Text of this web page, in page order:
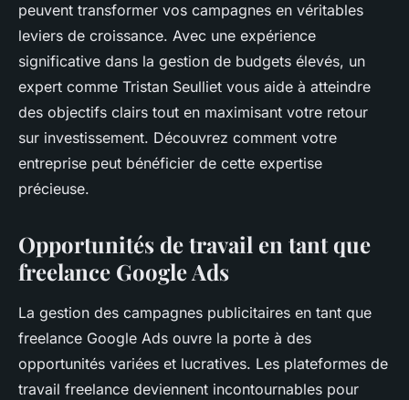
peuvent transformer vos campagnes en véritables
leviers de croissance. Avec une expérience
significative dans la gestion de budgets élevés, un
expert comme Tristan Seulliet vous aide à atteindre
des objectifs clairs tout en maximisant votre retour
sur investissement. Découvrez comment votre
entreprise peut bénéficier de cette expertise
précieuse.
Opportunités de travail en tant que
freelance Google Ads
La gestion des campagnes publicitaires en tant que
freelance Google Ads ouvre la porte à des
opportunités variées et lucratives. Les plateformes de
travail freelance deviennent incontournables pour